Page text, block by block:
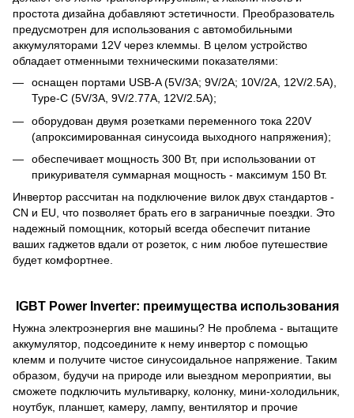
простота дизайна добавляют эстетичности. Преобразователь
предусмотрен для использования с автомобильными
аккумуляторами 12V через клеммы. В целом устройство
обладает отменными техническими показателями:
оснащен портами USB-A (5V/3A; 9V/2A; 10V/2A, 12V/2.5A),
Type-C (5V/3A, 9V/2.77A, 12V/2.5A);
оборудован двумя розетками переменного тока 220V
(апроксимированная синусоида выходного напряжения);
обеспечивает мощность 300 Вт, при использовании от
прикуривателя суммарная мощность - максимум 150 Вт.
Инвертор рассчитан на подключение вилок двух стандартов -
CN и EU, что позволяет брать его в заграничные поездки. Это
надежный помощник, который всегда обеспечит питание
ваших гаджетов вдали от розеток, с ним любое путешествие
будет комфортнее.
IGBT Power Inverter: преимущества использования
Нужна электроэнергия вне машины? Не проблема - вытащите
аккумулятор, подсоедините к нему инвертор с помощью
клемм и получите чистое синусоидальное напряжение. Таким
образом, будучи на природе или выездном мероприятии, вы
сможете подключить мультиварку, колонку, мини-холодильник,
ноутбук, планшет, камеру, лампу, вентилятор и прочие